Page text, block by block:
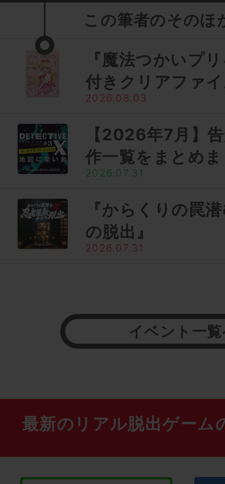
この筆者のそのほ
『魔法つかいプ
付きクリアファ
2026.08.03
【2026年7月】
作一覧をまとめ
2026.07.31
『からくりの罠
の脱出』
2026.07.31
イベント一
最新のリアル脱出ゲーム